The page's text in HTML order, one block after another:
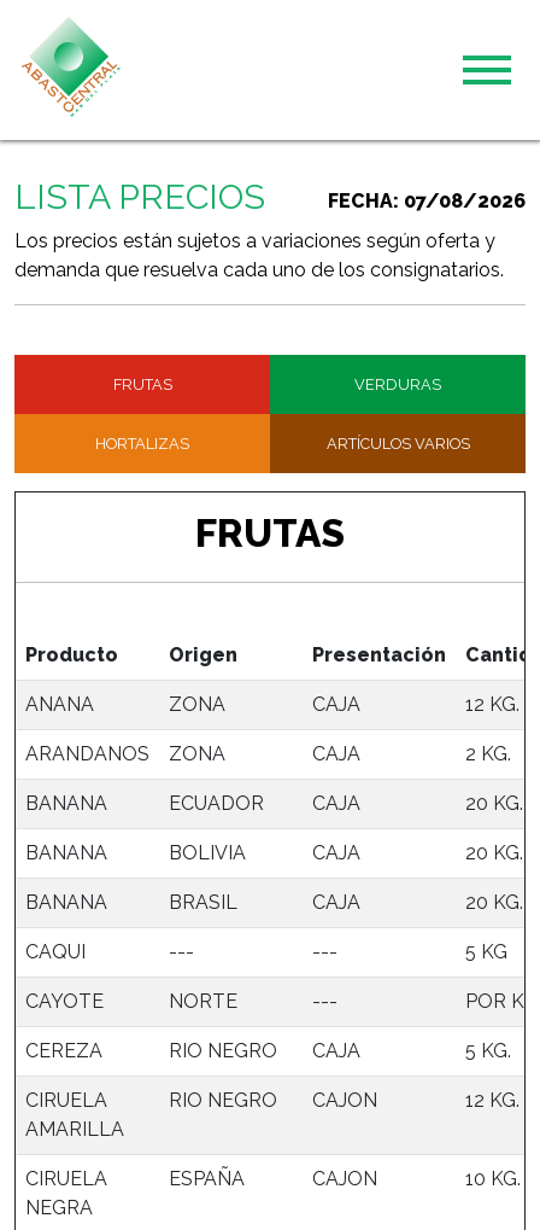
LISTA PRECIOS
FECHA: 07/08/2026
Los precios están sujetos a variaciones según oferta y
demanda que resuelva cada uno de los consignatarios.
FRUTAS VERDURAS
HORTALIZAS ARTÍCULOS VARIOS
FRUTAS
Producto Origen Presentación
ANANA ZONA CAJA 12 KG.
ARANDANOS ZONA CAJA 2 KG.
BANANA ECUADOR CAJA 20 KG.
BANANA BOLIVIA CAJA 20 KG.
BANANA BRASIL CAJA 20 KG.
CAQUI --- --- 5 KG
CAYOTE NORTE --- POR
CEREZA RIO NEGRO CAJA 5 KG.
CIRUELA
AMARILLA
RIO NEGRO CAJON 12 KG.
CIRUELA
NEGRA
ESPAÑA CAJON 10 KG.